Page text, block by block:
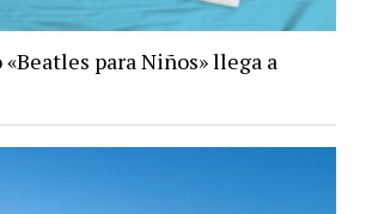
para Niños» llega a